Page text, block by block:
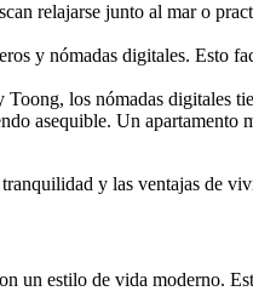
relajarse junto al mar o
y nómadas digitales. Esto
los nómadas digitales
asequible. Un
y las ventajas de
estilo de vida moderno.